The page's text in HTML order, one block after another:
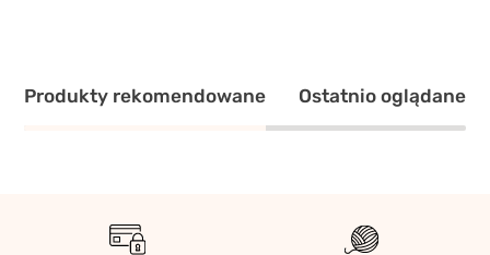
Produkty rekomendowane Ostatnio oglądane